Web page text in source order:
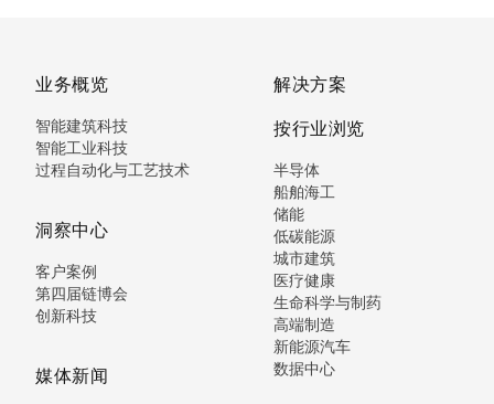
业务概览
智能建筑科技
智能工业科技
过程自动化与工艺技术
洞察中心
客户案例
第四届链博会
创新科技
媒体新闻
解决方案
按行业浏览
半导体
船舶海工
储能
低碳能源
城市建筑
医疗健康
生命科学与制药
高端制造
新能源汽车
数据中心